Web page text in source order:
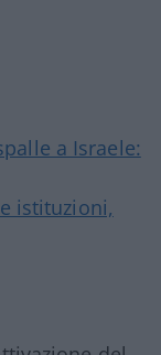
a Israele:
istituzioni,